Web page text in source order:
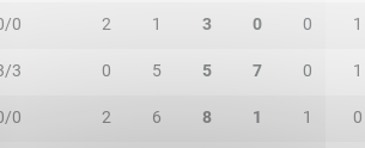
0 2 1 3 0 0 1
3 0 5 5 7 0 1
0 2 6 8 1 1 0